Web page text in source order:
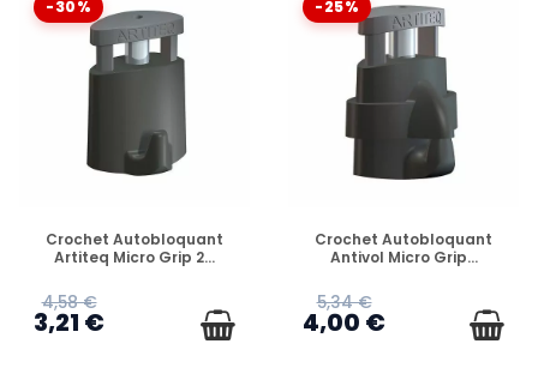
-30%
EN STOCK
Crochet Autobloquant
Artiteq Micro Grip 2...
4,58 €
3,21 €
-25%
EN STOCK
Crochet Autobloquant
Antivol Micro Grip...
5,34 €
4,00 €